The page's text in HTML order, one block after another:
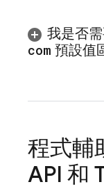
我是否
com 預設值
程式輔
API 和